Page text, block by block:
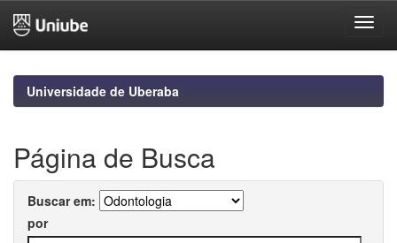
navigationUniversidade de Uberaba
Página de Busca
Buscar em:
por